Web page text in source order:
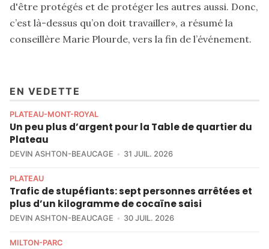
d'être protégés et de protéger les autres aussi. Donc,
c’est là-dessus qu’on doit travailler», a résumé la
conseillère Marie Plourde, vers la fin de l’événement.
EN VEDETTE
PLATEAU-MONT-ROYAL
Un peu plus d’argent pour la Table de quartier du
Plateau
DEVIN ASHTON-BEAUCAGE 31 JUIL. 2026
PLATEAU
Trafic de stupéfiants: sept personnes arrêtées et
plus d’un kilogramme de cocaïne saisi
DEVIN ASHTON-BEAUCAGE 30 JUIL. 2026
MILTON-PARC